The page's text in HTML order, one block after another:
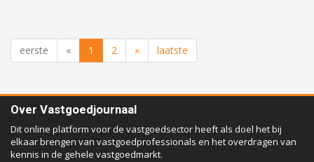
eerste « 1 2 » laatste
Over Vastgoedjournaal
Dit online platform voor de vastgoedsector heeft als doel het bij
elkaar brengen van vastgoedprofessionals en het overdragen van
kennis in de gehele vastgoedmarkt.